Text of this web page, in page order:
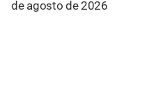
de agosto de 2026